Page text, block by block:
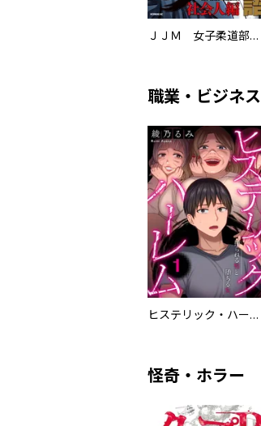
ＪＪＭ 女子柔道部物語 社会人編
職業・ビジネス
ヒステリック・ハーレム～搾られる男と堕ちる女～【電子単行本版】
怪奇・ホラー